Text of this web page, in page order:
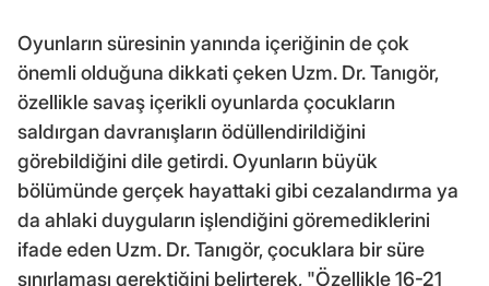
Oyunların süresinin yanında içeriğinin de çok
önemli olduğuna dikkati çeken Uzm. Dr. Tanıgör,
özellikle savaş içerikli oyunlarda çocukların
saldırgan davranışların ödüllendirildiğini
görebildiğini dile getirdi. Oyunların büyük
bölümünde gerçek hayattaki gibi cezalandırma ya
da ahlaki duyguların işlendiğini göremediklerini
ifade eden Uzm. Dr. Tanıgör, çocuklara bir süre
sınırlaması gerektiğini belirterek, "Özellikle 16-21